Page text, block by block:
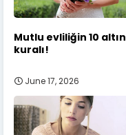
Mutlu evliliğin 10 altın
kuralı!
June 17, 2026